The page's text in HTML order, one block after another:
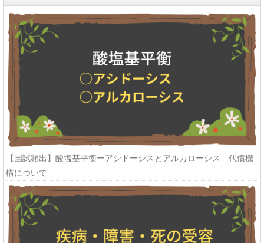
【国試頻出】酸塩基平衡ーアシドーシスとアルカローシス 代償機
構について